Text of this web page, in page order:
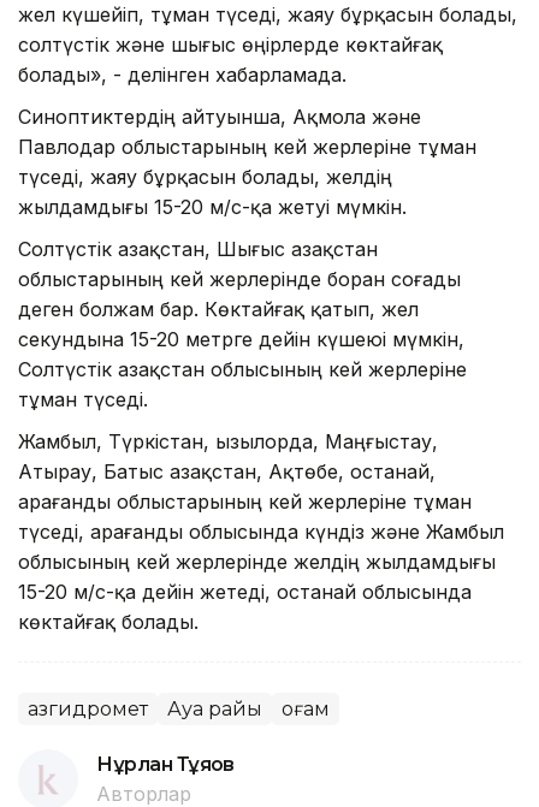
жел күшейіп, тұман түседі, жаяу бұрқасын болады,
солтүстік және шығыс өңірлерде көктайғақ
болады», - делінген хабарламада.
Синоптиктердің айтуынша, Ақмола және
Павлодар облыстарының кей жерлеріне тұман
түседі, жаяу бұрқасын болады, желдің
жылдамдығы 15-20 м/с-қа жетуі мүмкін.
Солтүстік Қазақстан, Шығыс Қазақстан
облыстарының кей жерлерінде боран соғады
деген болжам бар. Көктайғақ қатып, жел
секундына 15-20 метрге дейін күшеюі мүмкін,
Солтүстік Қазақстан облысының кей жерлеріне
тұман түседі.
Жамбыл, Түркістан, Қызылорда, Маңғыстау,
Атырау, Батыс Қазақстан, Ақтөбе, Қостанай,
Қарағанды облыстарының кей жерлеріне тұман
түседі, Қарағанды облысында күндіз және Жамбыл
облысының кей жерлерінде желдің жылдамдығы
15-20 м/с-қа дейін жетеді, Қостанай облысында
көктайғақ болады.
Қазгидромет Ауа райы Қоғам
Нұрлан Тұяқов
Авторлар